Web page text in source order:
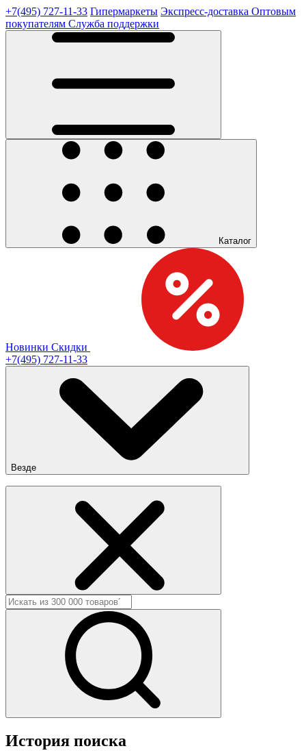
+7(495) 727-11-33 Гипермаркеты Экспресс-доставка Оптовым
покупателям Служба поддержки
Каталог
Новинки Скидки
+7(495) 727-11-33
Везде
История поиска